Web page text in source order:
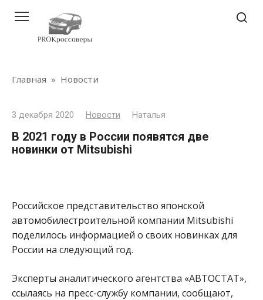
контенту
Главная » Новости
3 декабря 2020 Новости Наталья
В 2021 году в России появятся две
новинки от Mitsubishi
Российское представительство японской
автомобилестроительной компании Mitsubishi
поделилось информацией о своих новинках для
России на следующий год.
Эксперты аналитического агентства «АВТОСТАТ»,
ссылаясь на пресс-службу компании, сообщают,